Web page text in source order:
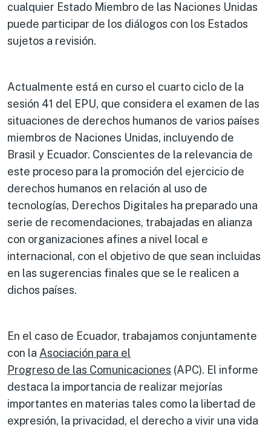
cualquier Estado Miembro de las Naciones Unidas
puede participar de los diálogos con los Estados
sujetos a revisión.
Actualmente está en curso el cuarto ciclo de la
sesión 41 del EPU, que considera el examen de las
situaciones de derechos humanos de varios países
miembros de Naciones Unidas, incluyendo de
Brasil y Ecuador. Conscientes de la relevancia de
este proceso para la promoción del ejercicio de
derechos humanos en relación al uso de
tecnologías, Derechos Digitales ha preparado una
serie de recomendaciones, trabajadas en alianza
con organizaciones afines a nivel local e
internacional, con el objetivo de que sean incluidas
en las sugerencias finales que se le realicen a
dichos países.
En el caso de Ecuador, trabajamos conjuntamente
con la Asociación para el
Progreso de las Comunicaciones (APC). El informe
destaca la importancia de realizar mejorías
importantes en materias tales como la libertad de
expresión, la privacidad, el derecho a vivir una vida